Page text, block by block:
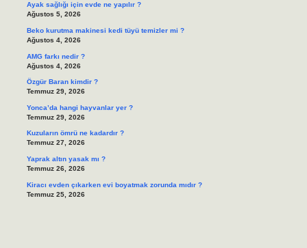
Ayak sağlığı için evde ne yapılır ?
Ağustos 5, 2026
Beko kurutma makinesi kedi tüyü temizler mi ?
Ağustos 4, 2026
AMG farkı nedir ?
Ağustos 4, 2026
Özgür Baran kimdir ?
Temmuz 29, 2026
Yonca’da hangi hayvanlar yer ?
Temmuz 29, 2026
Kuzuların ömrü ne kadardır ?
Temmuz 27, 2026
Yaprak altın yasak mı ?
Temmuz 26, 2026
Kiracı evden çıkarken evi boyatmak zorunda mıdır ?
Temmuz 25, 2026